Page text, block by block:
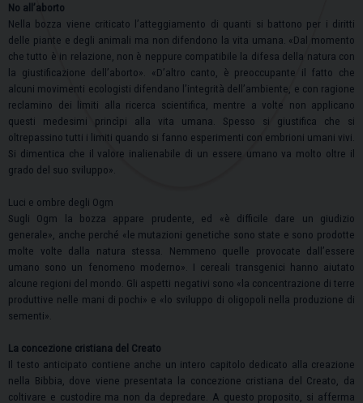
No all’aborto
Nella bozza viene criticato l’atteggiamento di quanti si battono per i diritti
delle piante e degli animali ma non difendono la vita umana. «Dal momento
che tutto è in relazione, non è neppure compatibile la difesa della natura con
la giustificazione dell’aborto». «D’altro canto, è preoccupante il fatto che
alcuni movimenti ecologisti difendano l’integrità dell’ambiente, e con ragione
reclamino dei limiti alla ricerca scientifica, mentre a volte non applicano
questi medesimi princìpi alla vita umana. Spesso si giustifica che si
oltrepassino tutti i limiti quando si fanno esperimenti con embrioni umani vivi.
Si dimentica che il valore inalienabile di un essere umano va molto oltre il
grado del suo sviluppo».
Luci e ombre degli Ogm
Sugli Ogm la bozza appare prudente, ed «è difficile dare un giudizio
generale», anche perché «le mutazioni genetiche sono state e sono prodotte
molte volte dalla natura stessa. Nemmeno quelle provocate dall’essere
umano sono un fenomeno moderno». I cereali transgenici hanno aiutato
alcune regioni del mondo. Gli aspetti negativi sono «la concentrazione di terre
produttive nelle mani di pochi» e «lo sviluppo di oligopoli nella produzione di
sementi».
La concezione cristiana del Creato
Il testo anticipato contiene anche un intero capitolo dedicato alla creazione
nella Bibbia, dove viene presentata la concezione cristiana del Creato, da
coltivare e custodire ma non da depredare. A questo proposito, si afferma